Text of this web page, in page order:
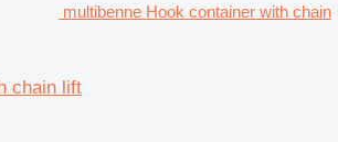
multibenne Hook container with chain
chain lift